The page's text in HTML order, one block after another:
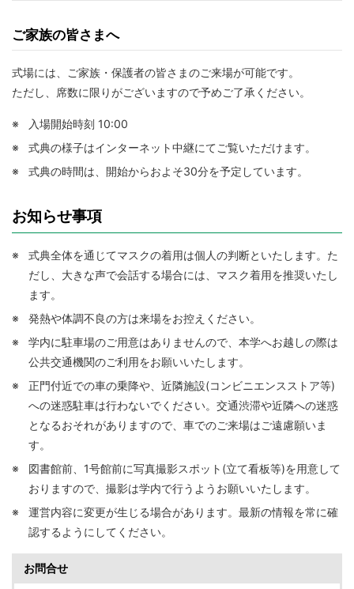
ご家族の皆さまへ
式場には、ご家族・保護者の皆さまのご来場が可能です。
ただし、席数に限りがございますので予めご了承ください。
※
入場開始時刻 10:00
※
式典の様子はインターネット中継にてご覧いただけます。
※
式典の時間は、開始からおよそ30分を予定しています。
お知らせ事項
※
式典全体を通じてマスクの着用は個人の判断といたします。た
だし、大きな声で会話する場合には、マスク着用を推奨いたし
ます。
※
発熱や体調不良の方は来場をお控えください。
※
学内に駐車場のご用意はありませんので、本学へお越しの際は
公共交通機関のご利用をお願いいたします。
※
正門付近での車の乗降や、近隣施設(コンビニエンスストア等)
への迷惑駐車は行わないでください。交通渋滞や近隣への迷惑
となるおそれがありますので、車でのご来場はご遠慮願いま
す。
※
図書館前、1号館前に写真撮影スポット(立て看板等)を用意して
おりますので、撮影は学内で行うようお願いいたします。
※
運営内容に変更が生じる場合があります。最新の情報を常に確
認するようにしてください。
お問合せ